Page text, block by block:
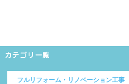
カテゴリ一覧
フルリフォーム・リノベーション工事